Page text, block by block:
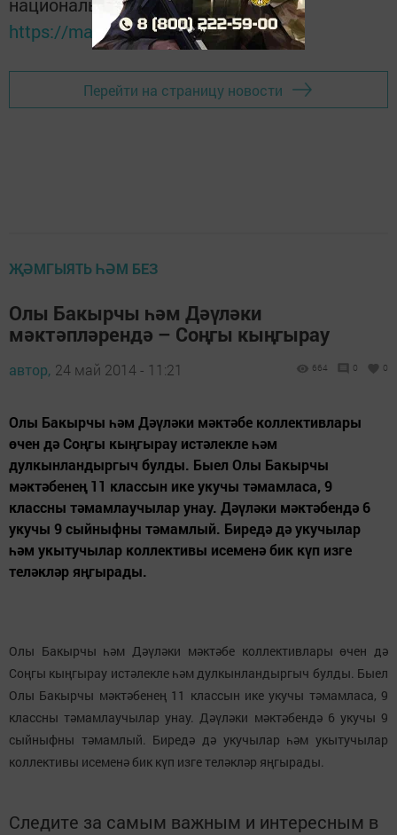
национальном мессенджере MАХ:
https://max.ru/tatmedia
Перейти на страницу новости
ҖӘМГЫЯТЬ ҺӘМ БЕЗ
Олы Бакырчы һәм Дәүләки
мәктәпләрендә – Соңгы кыңгырау
автор, 24 май 2014 - 11:21 664 0 0
Олы Бакырчы һәм Дәүләки мәктәбе коллективлары
өчен дә Соңгы кыңгырау истәлекле һәм
дулкынландыргыч булды. Быел Олы Бакырчы
мәктәбенең 11 классын ике укучы тәмамласа, 9
классны тәмамлаучылар унау. Дәүләки мәктәбендә 6
укучы 9 сыйныфны тәмамлый. Биредә дә укучылар
һәм укытучылар коллективы исеменә бик күп изге
теләкләр яңгырады.
Олы Бакырчы һәм Дәүләки мәктәбе коллективлары өчен дә
Соңгы кыңгырау истәлекле һәм дулкынландыргыч булды. Быел
Олы Бакырчы мәктәбенең 11 классын ике укучы тәмамласа, 9
классны тәмамлаучылар унау. Дәүләки мәктәбендә 6 укучы 9
сыйныфны тәмамлый. Биредә дә укучылар һәм укытучылар
коллективы исеменә бик күп изге теләкләр яңгырады.
Следите за самым важным и интересным в